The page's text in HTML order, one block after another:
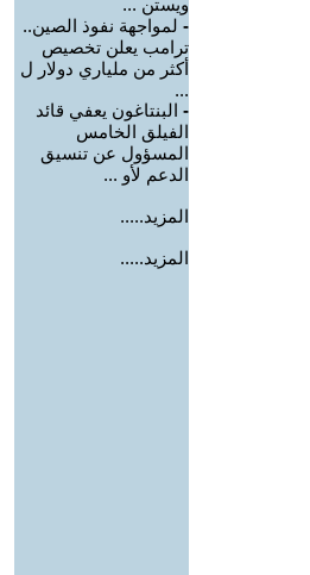
ويستن ...
- لمواجهة نفوذ الصين..
ترامب يعلن تخصيص
أكثر من ملياري دولار ل
...
- البنتاغون يعفي قائد
الفيلق الخامس
المسؤول عن تنسيق
الدعم لأو ...
المزيد.....
المزيد.....